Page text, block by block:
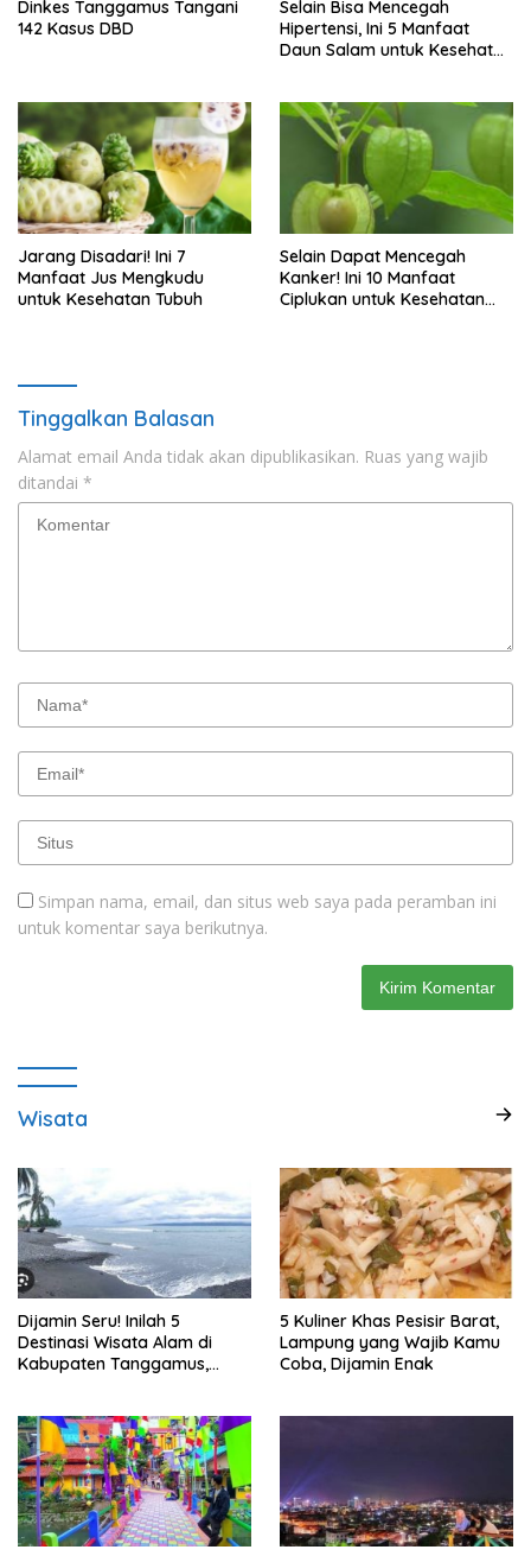
Dinkes Tanggamus Tangani
142 Kasus DBD
Selain Bisa Mencegah
Hipertensi, Ini 5 Manfaat
Daun Salam untuk Kesehatan
Jarang Disadari! Ini 7
Manfaat Jus Mengkudu
untuk Kesehatan Tubuh
Selain Dapat Mencegah
Kanker! Ini 10 Manfaat
Ciplukan untuk Kesehatan
Tinggalkan Balasan
Alamat email Anda tidak akan dipublikasikan. Ruas yang wajib
ditandai *
Simpan nama, email, dan situs web saya pada peramban ini
untuk komentar saya berikutnya.
Wisata
Dijamin Seru! Inilah 5
Destinasi Wisata Alam di
Kabupaten Tanggamus,
5 Kuliner Khas Pesisir Barat,
Lampung yang Wajib Kamu
Coba, Dijamin Enak